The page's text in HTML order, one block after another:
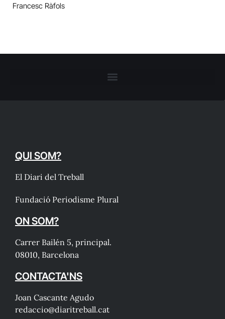
Francesc Ràfols
QUI SOM?
El Diari del Treball
Fundació Periodisme Plural
ON SOM?
Carrer Bailén 5, principal.
08010, Barcelona
CONTACTA'NS
Joan Cascante Agudo
redaccio@diaritreball.cat